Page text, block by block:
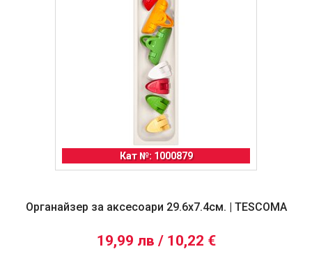
Кат №: 1000879
Органайзер за аксесоари 29.6x7.4см. | TESCOMA
19,99 лв / 10,22 €